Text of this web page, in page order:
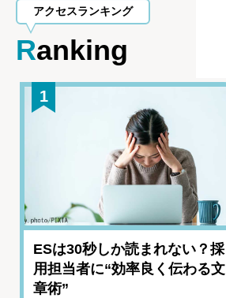
アクセスランキング
Ranking
1
ESは30秒しか読まれない？採
用担当者に“効率良く伝わる文
章術”